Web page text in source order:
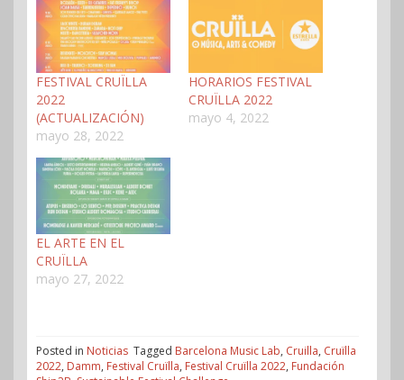
FESTIVAL CRUÏLLA
2022
(ACTUALIZACIÓN)
mayo 28, 2022
HORARIOS FESTIVAL
CRUÏLLA 2022
mayo 4, 2022
EL ARTE EN EL
CRUÏLLA
mayo 27, 2022
Posted in Noticias Tagged Barcelona Music Lab, Cruilla, Cruïlla
2022, Damm, Festival Cruïlla, Festival Cruïlla 2022, Fundación